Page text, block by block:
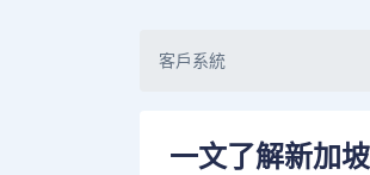
客戶系統
一文了解新加